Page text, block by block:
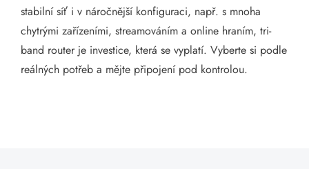
stabilní síť i v náročnější konfiguraci, např. s mnoha
chytrými zařízeními, streamováním a online hraním, tri-
band router je investice, která se vyplatí. Vyberte si podle
reálných potřeb a mějte připojení pod kontrolou.